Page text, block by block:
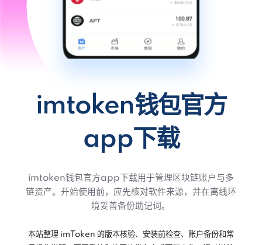
imtoken钱包官方
app下载
imtoken钱包官方app下载用于管理区块链账户与多
链资产。开始使用前，应先核对软件来源，并在离线环
境妥善备份助记词。
本站整理 imToken 的版本核验、安装前检查、账户备份和常